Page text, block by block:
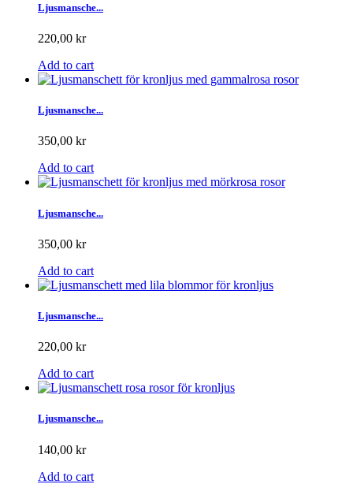
Ljusmansche...
220,00 kr
Add to cart
Ljusmansche...
350,00 kr
Add to cart
Ljusmansche...
350,00 kr
Add to cart
Ljusmansche...
220,00 kr
Add to cart
Ljusmansche...
140,00 kr
Add to cart